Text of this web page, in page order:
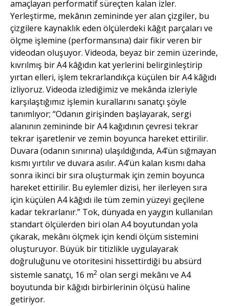
amaçlayan performatif süreçten kalan izler.
Yerleştirme, mekânın zemininde yer alan çizgiler, bu
çizgilere kaynaklık eden ölçülerdeki kâğıt parçaları ve
ölçme işlemine (performansına) dair fikir veren bir
videodan oluşuyor. Videoda, beyaz bir zemin üzerinde,
kıvrılmış bir A4 kâğıdın kat yerlerini belirginleştirip
yırtan elleri, işlem tekrarlandıkça küçülen bir A4 kâğıdı
izliyoruz. Videoda izlediğimiz ve mekânda izleriyle
karşılaştığımız işlemin kurallarını sanatçı şöyle
tanımlıyor; “Odanın girişinden başlayarak, sergi
alanının zemininde bir A4 kağıdının çevresi tekrar
tekrar işaretlenir ve zemin boyunca hareket ettirilir.
Duvara (odanın sınırına) ulaşıldığında, A4’ün sığmayan
kısmı yırtılır ve duvara asılır. A4’ün kalan kısmı daha
sonra ikinci bir sıra oluşturmak için zemin boyunca
hareket ettirilir. Bu eylemler dizisi, her ilerleyen sıra
için küçülen A4 kâğıdı ile tüm zemin yüzeyi geçilene
kadar tekrarlanır.” Tok, dünyada en yaygın kullanılan
standart ölçülerden biri olan A4 boyutundan yola
çıkarak, mekânı ölçmek için kendi ölçüm sistemini
oluşturuyor. Büyük bir titizlikle uygulayarak
doğruluğunu ve otoritesini hissettirdiği bu absürd
sistemle sanatçı, 16 m2 olan sergi mekânı ve A4
boyutunda bir kâğıdı birbirlerinin ölçüsü haline
getiriyor.